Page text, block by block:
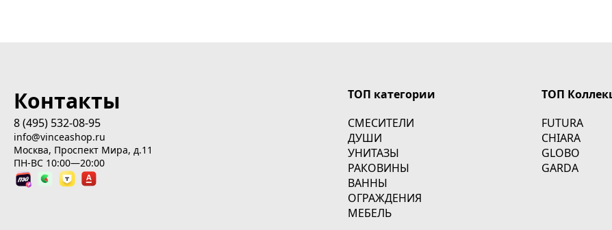
Контакты
8 (495) 532-08-95
info@vinceashop.ru
Москва, Проспект Мира, д.11
ПН-ВС 10:00—20:00
ТОП категории
СМЕСИТЕЛИ
ДУШИ
УНИТАЗЫ
РАКОВИНЫ
ВАННЫ
ОГРАЖДЕНИЯ
МЕБЕЛЬ
ТОП
FUTURA
CHIARA
GLOBO
GARDA